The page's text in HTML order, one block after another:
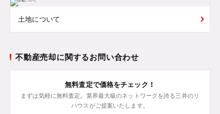
土地について
不動産売却に関するお問い合わせ
無料査定で価格をチェック！
まずは気軽に無料査定。業界最大級のネットワークを誇る三井のリ
ハウスがご提案いたします。